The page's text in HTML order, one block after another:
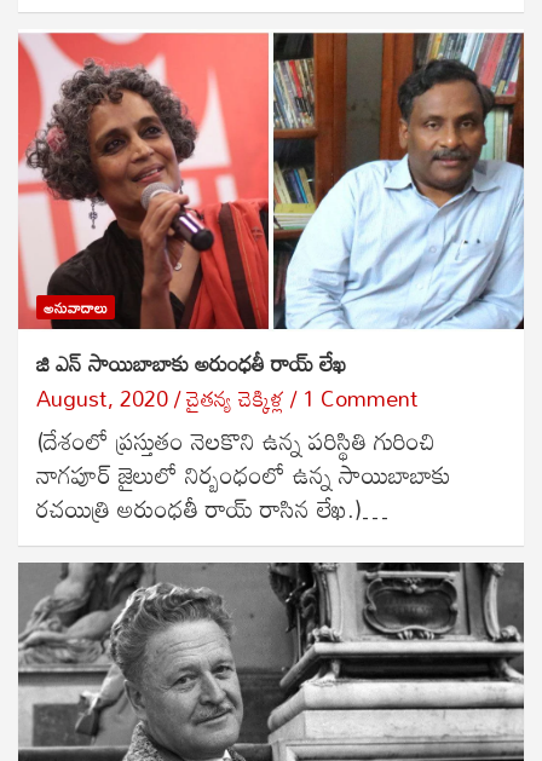
అనువాదాలు
జి ఎన్ సాయిబాబాకు అరుంధతీ రాయ్ లేఖ
August, 2020 చైతన్య చెక్కిళ్ల 1 Comment
(దేశంలో ప్రస్తుతం నెలకొని ఉన్న పరిస్థితి గురించి
నాగపూర్ జైలులో నిర్బంధంలో ఉన్న సాయిబాబాకు
రచయిత్రి అరుంధతీ రాయ్ రాసిన లేఖ.)…